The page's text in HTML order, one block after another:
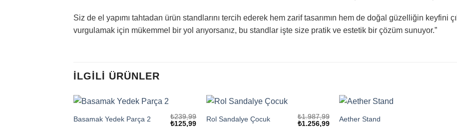
Siz de el yapımı tahtadan ürün standlarını tercih ederek hem zarif tasarımın hem de doğal güzelliğin
vurgulamak için mükemmel bir yol arıyorsanız, bu standlar işte size pratik ve estetik bir çözüm sunuyor.”
İLGILI ÜRÜNLER
+
Basamak Yedek Parça 2 ₺239,99
Orijinal
₺125,99Şu
+
Rol Sandalye Çocuk ₺1.987,99
Orijinal
₺1.256,99Şu
Aether Stand